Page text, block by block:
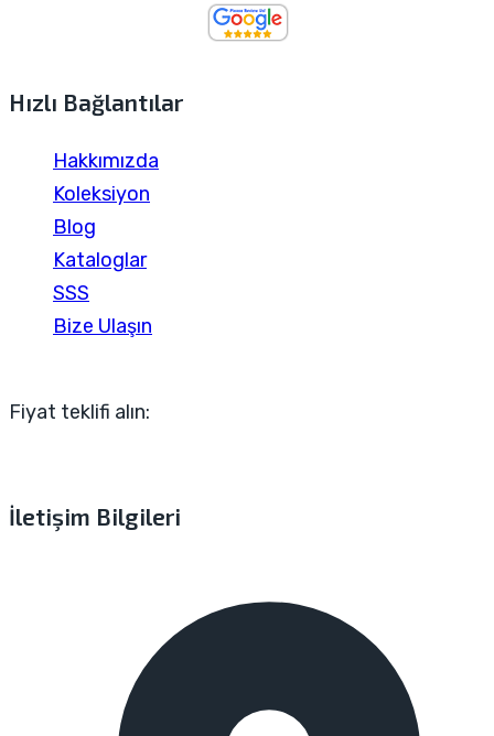
Hızlı Bağlantılar
Hakkımızda
Koleksiyon
Blog
Kataloglar
SSS
Bize Ulaşın
Fiyat teklifi alın:
İletişim Bilgileri